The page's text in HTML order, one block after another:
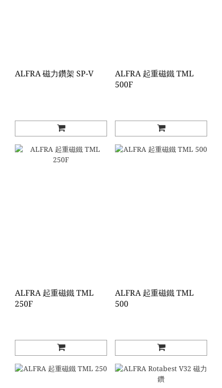
ALFRA 磁力鑽架 SP-V
ALFRA 起重磁鐵 TML
500F
ALFRA 起重磁鐵 TML
250F
ALFRA 起重磁鐵 TML
500